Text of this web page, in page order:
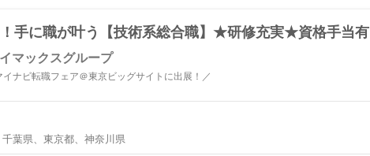
手に職が叶う【技術系総合職】★研修充実★資格手当有
マックスグループ
イナビ転職フェア＠東京ビッグサイトに出展！／
葉県、東京都、神奈川県